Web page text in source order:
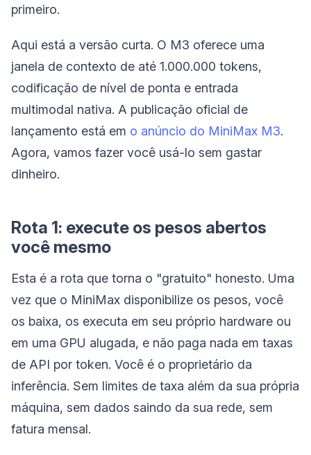
primeiro.
Aqui está a versão curta. O M3 oferece uma
janela de contexto de até 1.000.000 tokens,
codificação de nível de ponta e entrada
multimodal nativa. A publicação oficial de
lançamento está em o anúncio do MiniMax M3.
Agora, vamos fazer você usá-lo sem gastar
dinheiro.
Rota 1: execute os pesos abertos
você mesmo
Esta é a rota que torna o "gratuito" honesto. Uma
vez que o MiniMax disponibilize os pesos, você
os baixa, os executa em seu próprio hardware ou
em uma GPU alugada, e não paga nada em taxas
de API por token. Você é o proprietário da
inferência. Sem limites de taxa além da sua própria
máquina, sem dados saindo da sua rede, sem
fatura mensal.